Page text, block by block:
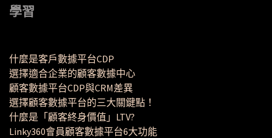
學習
什麼是客戶數據平台CDP
選擇適合企業的顧客數據中心
顧客數據平台CDP與CRM差異
選擇顧客數據平台的三大關鍵點！
什麼是「顧客終身價值」LTV?
Linky360會員顧客數據平台6大功能